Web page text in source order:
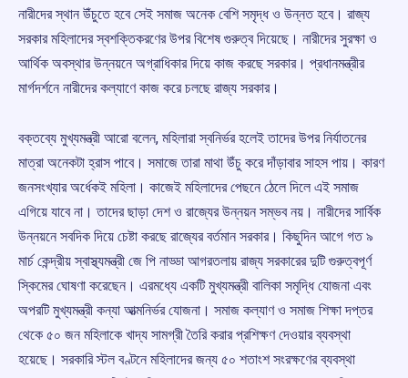
নারীদের স্থান উঁচুতে হবে সেই সমাজ অনেক বেশি সমৃদ্ধ ও উন্নত হবে। রাজ্য
সরকার মহিলাদের স্বশক্তিকরণের উপর বিশেষ গুরুত্ব দিয়েছে। নারীদের সুরক্ষা ও
আর্থিক অবস্থার উন্নয়নে অগ্রাধিকার দিয়ে কাজ করছে সরকার। প্রধানমন্ত্রীর
মার্গদর্শনে নারীদের কল্যাণে কাজ করে চলছে রাজ্য সরকার।
বক্তব্যে মুখ্যমন্ত্রী আরো বলেন, মহিলারা স্বনির্ভর হলেই তাদের উপর নির্যাতনের
মাত্রা অনেকটা হ্রাস পাবে। সমাজে তারা মাথা উঁচু করে দাঁড়াবার সাহস পায়। কারণ
জনসংখ্যার অর্ধেকই মহিলা। কাজেই মহিলাদের পেছনে ঠেলে দিলে এই সমাজ
এগিয়ে যাবে না। তাদের ছাড়া দেশ ও রাজ্যের উন্নয়ন সম্ভব নয়। নারীদের সার্বিক
উন্নয়নে সবদিক দিয়ে চেষ্টা করছে রাজ্যের বর্তমান সরকার। কিছুদিন আগে গত ৯
মার্চ কেন্দ্রীয় স্বাস্থ্যমন্ত্রী জে পি নাড্ডা আগরতলায় রাজ্য সরকারের দুটি গুরুত্বপূর্ণ
স্কিমের ঘোষণা করেছেন। এরমধ্যে একটি মুখ্যমন্ত্রী বালিকা সমৃদ্ধি যোজনা এবং
অপরটি মুখ্যমন্ত্রী কন্যা আত্মনির্ভর যোজনা। সমাজ কল্যাণ ও সমাজ শিক্ষা দপ্তর
থেকে ৫০ জন মহিলাকে খাদ্য সামগ্রী তৈরি করার প্রশিক্ষণ দেওয়ার ব্যবস্থা
হয়েছে। সরকারি স্টল বণ্টনে মহিলাদের জন্য ৫০ শতাংশ সংরক্ষণের ব্যবস্থা